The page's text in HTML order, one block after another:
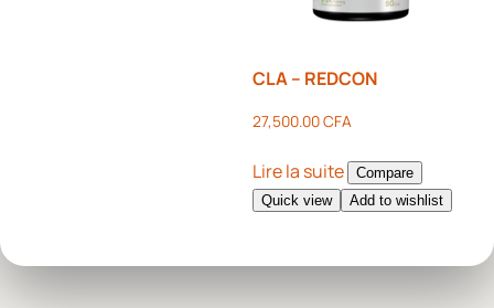
CLA – REDCON
27,500.00CFA
Lire la suite
Compare
Quick view
Add to wishlist